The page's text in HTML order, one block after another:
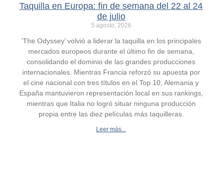
Taquilla en Europa: fin de semana del 22 al 24
de julio
5 agosto, 2026
‘The Odyssey’ volvió a liderar la taquilla en los principales
mercados europeos durante el último fin de semana,
consolidando el dominio de las grandes producciones
internacionales. Mientras Francia reforzó su apuesta por
el cine nacional con tres títulos en el Top 10, Alemania y
España mantuvieron representación local en sus rankings,
mientras que Italia no logró situar ninguna producción
propia entre las diez películas más taquilleras.
Leer más...